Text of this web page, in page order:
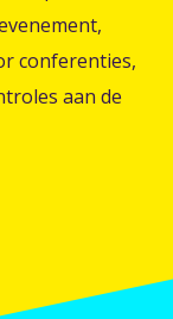
conferenties,
aan de